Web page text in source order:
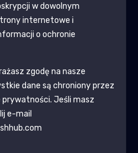
w dowolnym
internetowe i
o ochronie
zgodę na nasze
dane są chroniony przez
prywatności. Jeśli masz
e-mail